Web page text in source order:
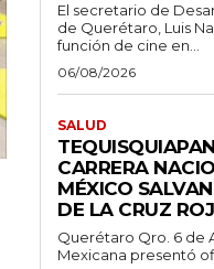
El secretario de
de Querétaro, Luis
función de cine en...
06/08/2026
SALUD
CARRERA
MÉXICO
DE LA CRUZ
Querétaro Qro. 6 de
Mexicana presentó